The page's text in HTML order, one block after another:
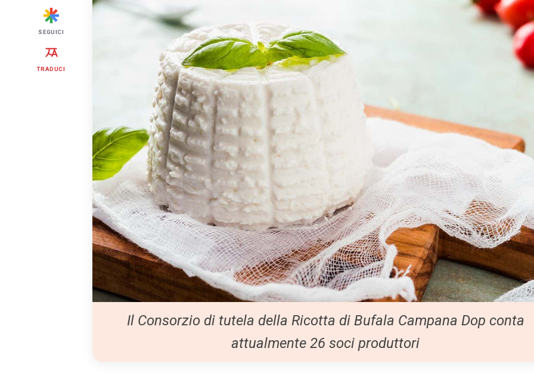
SEGUICI
TRADUCI
Il Consorzio di tutela della Ricotta di Bufala Campana Dop conta
attualmente 26 soci produttori